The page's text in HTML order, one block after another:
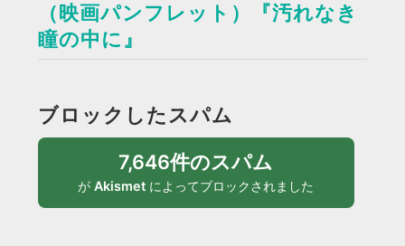
（映画パンフレット）『汚れなき
瞳の中に』
ブロックしたスパム
7,646件のスパム
がAkismet によってブロックされました